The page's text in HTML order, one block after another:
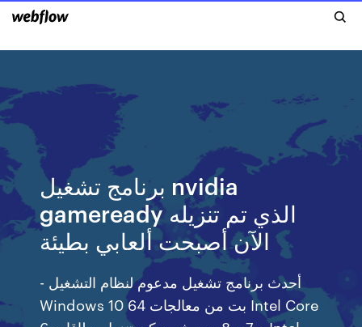
برنامج تشغيل nvidia
gameready الذي تم تنزيله
الآن أصبحت ألعابي بطيئة
- أحدث برنامج تشغيل مدعوم لنظام التشغيل
Windows 10 64 بت من معالجات Intel Core